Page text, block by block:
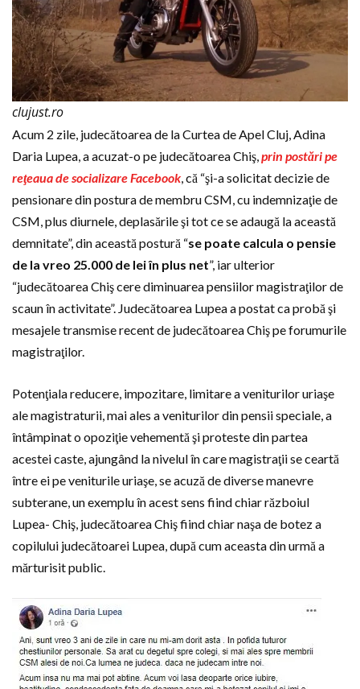
clujust.ro
Acum 2 zile, judecătoarea de la Curtea de Apel Cluj, Adina
Daria Lupea, a acuzat-o pe judecătoarea Chiş, prin postări pe
reţeaua de socializare Facebook , că “şi-a solicitat decizie de
pensionare din postura de membru CSM, cu indemnizaţie de
CSM, plus diurnele, deplasările şi tot ce se adaugă la această
demnitate”, din această postură “se poate calcula o pensie
de la vreo 25.000 de lei în plus net”, iar ulterior
“judecătoarea Chiş cere diminuarea pensiilor magistraţilor de
scaun în activitate”. Judecătoarea Lupea a postat ca probă şi
mesajele transmise recent de judecătoarea Chiş pe forumurile
magistraţilor.
Potenţiala reducere, impozitare, limitare a veniturilor uriaşe
ale magistraturii, mai ales a veniturilor din pensii speciale, a
întâmpinat o opoziţie vehementă şi proteste din partea
acestei caste, ajungând la nivelul în care magistraţii se ceartă
între ei pe veniturile uriaşe, se acuză de diverse manevre
subterane, un exemplu în acest sens fiind chiar războiul
Lupea- Chiş, judecătoarea Chiş fiind chiar naşa de botez a
copilului judecătoarei Lupea, după cum aceasta din urmă a
mărturisit public.